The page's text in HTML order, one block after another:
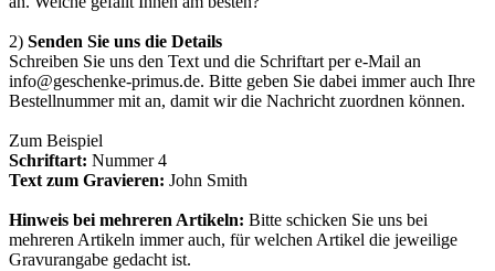
2) Senden Sie uns die Details
Schreiben Sie uns den Text und die Schriftart per e-Mail an
info@geschenke-primus.de. Bitte geben Sie dabei immer auch Ihre
Bestellnummer mit an, damit wir die Nachricht zuordnen können.
Zum Beispiel
Schriftart: Nummer 4
Text zum Gravieren: John Smith
Hinweis bei mehreren Artikeln: Bitte schicken Sie uns bei
mehreren Artikeln immer auch, für welchen Artikel die jeweilige
Gravurangabe gedacht ist.